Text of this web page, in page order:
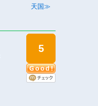
天国≫
5